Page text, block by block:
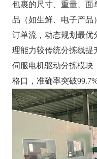
包裹的尺寸、重量、面
品（如生鲜、电子产
订单流，动态规划最优
理能力较传统分拣线提
伺服电机驱动分拣模块
格口，准确率突破99.7%